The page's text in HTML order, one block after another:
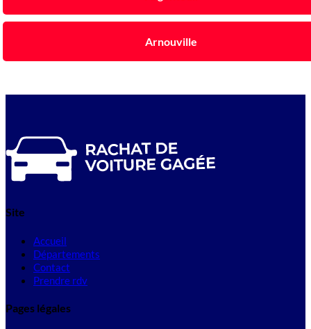
Arnouville
Site
Accueil
Départements
Contact
Prendre rdv
Pages légales